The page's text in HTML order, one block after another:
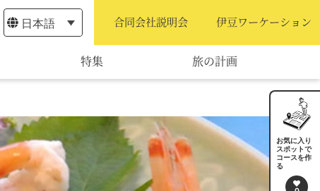
特集 旅の計画
宿泊・予約
旅程作成
日本語 合同会社説明会 伊豆ワーケーション
お気に入り
スポットで
コースを作
る